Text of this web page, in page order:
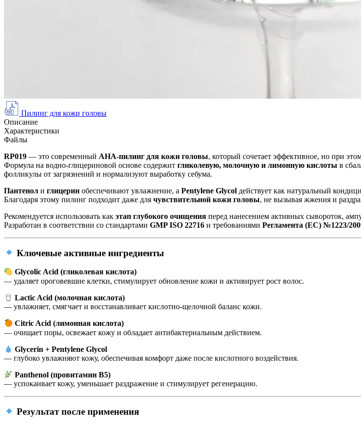
Пилинг для кожи головы
Описание
Характеристики
Файлы
RP019 — это современный AHA-пилинг для кожи головы, который сочетает эффективное, но при
Формула на водно-глицериновой основе содержит гликолевую, молочную и лимонную кислоты в
фолликулы от загрязнений и нормализуют выработку себума.
Пантенол и глицерин обеспечивают увлажнение, а Pentylene Glycol действует как натуральный
Благодаря этому пилинг подходит даже для чувствительной кожи головы, не вызывая жжения и
Рекомендуется использовать как этап глубокого очищения перед нанесением активных сывороток,
Разработан в соответствии со стандартами GMP ISO 22716 и требованиями Регламента (EC) №1223/
Ключевые активные ингредиенты
Glycolic Acid (гликолевая кислота)
— удаляет ороговевшие клетки, стимулирует обновление кожи и активирует рост волос.
Lactic Acid (молочная кислота)
— увлажняет, смягчает и восстанавливает кислотно-щелочной баланс кожи.
Citric Acid (лимонная кислота)
— очищает поры, освежает кожу и обладает антибактериальным действием.
Glycerin + Pentylene Glycol
— глубоко увлажняют кожу, обеспечивая комфорт даже после кислотного воздействия.
Panthenol (провитамин B5)
— успокаивает кожу, уменьшает раздражение и стимулирует регенерацию.
Результат после применения